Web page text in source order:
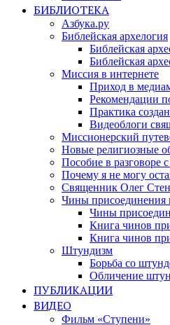
БИБЛИОТЕКА
Азбука.ру
Библейская архелогия
Библейская
Библейская
Миссия в интернете
Приход в
Рекомендации
Практика
Видеоблоги
Миссионерский
Новые религиозные
Пособие в разговоре
Почему я не могу
Священник Олег
Чины присоединения
Чины
Книга чинов
Книга чинов
Штундизм
Борьба со
Обличение
ПУБЛИКАЦИИ
ВИДЕО
Фильм «Ступени»